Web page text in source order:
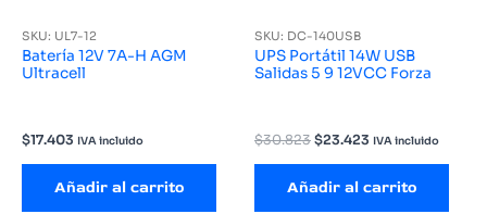
SKU: UL7-12
Batería 12V 7A-H AGM
Ultracell
$17.403 IVA incluido
Añadir al carrito
SKU: DC-140USB
UPS Portátil 14W USB
Salidas 5 9 12VCC Forza
$30.823El
era:
$30.823.
$23.423 El
es:
$23.423.
IVA incluido
Añadir al carrito